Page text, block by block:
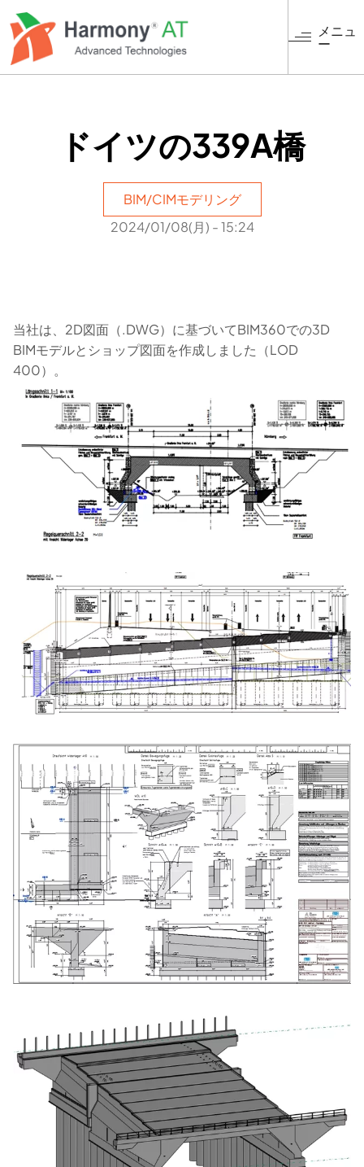
イ
コ
メニュ
ー
ドイツの339A橋
BIM/CIMモデリング
2024/01/08(月) - 15:24
当社は、2D図面（.DWG）に基づいてBIM360での3D
BIMモデルとショップ図面を作成しました（LOD
400）。